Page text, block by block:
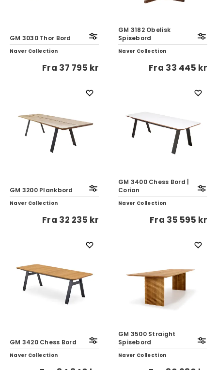
GM 3030 Thor Bord
Naver Collection
Fra 37 795 kr
GM 3182 Obelisk
Spisebord
Naver Collection
Fra 33 445 kr
GM 3200 Plankbord
Naver Collection
Fra 32 235 kr
GM 3400 Chess Bord |
Corian
Naver Collection
Fra 35 595 kr
GM 3420 Chess Bord
Naver Collection
GM 3500 Straight
Spisebord
Naver Collection